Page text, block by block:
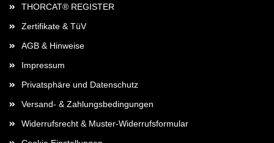
THORCAT® REGISTER
Zertifikate & TüV
AGB & Hinweise
Impressum
Privatsphäre und Datenschutz
Versand- & Zahlungsbedingungen
Widerrufsrecht & Muster-Widerrufsformular